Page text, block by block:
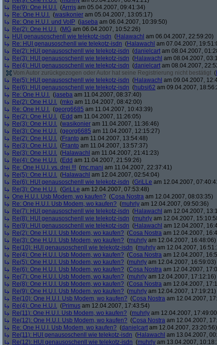
Re(9): One H.U.I. (Arrris am 05.04.2007, 09:41:34)
Re: One H.U.I. (wasikonier am 05.04.2007, 13:05:17)
Re: One H.U.I. und VoIP (jaseba am 06.04.2007, 10:39:50)
Re(2): One H.U.I. (MG am 06.04.2007, 10:52:26)
HUI genausoschenll wie telekotz-isdn (Halawachl am 06.04.2007, 22:59:20)
Re: HUI genausoschenll wie telekotz-isdn (Halawachl am 07.04.2007,
Re(2): HUI genausoschenll wie telekotz-isdn (danielcart am 08.04.2007,
Re(3): HUI genausoschenll wie telekotz-isdn (Halawachl am 08.04.2007,
Re(4): HUI genausoschenll wie telekotz-isdn (danielcart am 08.04.2007,
Vom Autor zurückgezogen oder Autor hat seine Registrierung nicht bestätigt (
Re(5): HUI genausoschenll wie telekotz-isdn (Halawachl am 09.04.2007,
Re(6): HUI genausoschenll wie telekotz-isdn (hubsi62 am 09.04.2007,
Re: One H.U.I. (jaseba am 11.04.2007, 08:37:40)
Re(2): One H.U.I. (mko am 11.04.2007, 08:42:00)
Re: One H.U.I. (georg6685 am 11.04.2007, 10:43:39)
Re(2): One H.U.I. (Edd am 11.04.2007, 11:26:05)
Re(3): One H.U.I. (wasikonier am 11.04.2007, 11:36:46)
Re(3): One H.U.I. (georg6685 am 11.04.2007, 12:15:27)
Re(2): One H.U.I. (Franto am 11.04.2007, 13:54:48)
Re(3): One H.U.I. (Franto am 11.04.2007, 13:57:37)
Re(3): One H.U.I. (Halawachl am 11.04.2007, 21:41:23)
Re(4): One H.U.I. (Edd am 11.04.2007, 21:59:26)
Re: One H.U.I. vs. drei !!! (mc.mani am 11.04.2007, 22:37:41)
Re(5): One H.U.I. (Halawachl am 12.04.2007, 02:54:04)
Re(6): HUI genausoschenll wie telekotz-isdn (GriLLe am 12.04.2007,
Re(3): One H.U.I. (GriLLe am 12.04.2007, 07:53:48)
One H.U.I. Usb Modem, wo kaufen? (Cosa Nostra am 12.04.2007, 08:03:35)
Re: One H.U.I. Usb Modem, wo kaufen? (muhrly am 12.04.2007, 09:50:36)
Re(7): HUI genausoschenll wie telekotz-isdn (Halawachl am 12.04.2007,
Re(8): HUI genausoschenll wie telekotz-isdn (muhrly am 12.04.2007,
Re(9): HUI genausoschenll wie telekotz-isdn (Halawachl am 12.04.2007,
Re(2): One H.U.I. Usb Modem, wo kaufen? (Cosa Nostra am 12.04.2007,
Re(3): One H.U.I. Usb Modem, wo kaufen? (muhrly am 12.04.2007, 16:48:06)
Re(10): HUI genausoschenll wie telekotz-isdn (muhrly am 12.04.2007,
Re(4): One H.U.I. Usb Modem, wo kaufen? (Cosa Nostra am 12.04.2007,
Re(5): One H.U.I. Usb Modem, wo kaufen? (muhrly am 12.04.2007, 16:59:03)
Re(6): One H.U.I. Usb Modem, wo kaufen? (Cosa Nostra am 12.04.2007,
Re(7): One H.U.I. Usb Modem, wo kaufen? (muhrly am 12.04.2007, 17:12:16)
Re(8): One H.U.I. Usb Modem, wo kaufen? (Cosa Nostra am 12.04.2007,
Re(9): One H.U.I. Usb Modem, wo kaufen? (muhrly am 12.04.2007, 17:19:21)
Re(10): One H.U.I. Usb Modem, wo kaufen? (Cosa Nostra am 12.04.2007,
Re(4): One H.U.I. (Primus am 12.04.2007, 17:43:54)
Re(11): One H.U.I. Usb Modem, wo kaufen? (muhrly am 12.04.2007,
Re(12): One H.U.I. Usb Modem, wo kaufen? (Cosa Nostra am 12.04.2007,
Re: One H.U.I. Usb Modem, wo kaufen? (danielcart am 12.04.2007, 23:20:56)
Re(11): HUI genausoschenll wie telekotz-isdn (Halawachl am 13.04.2007,
Re(12): HUI genausoschenll wie telekotz-isdn (muhrly am 13.04.2007,